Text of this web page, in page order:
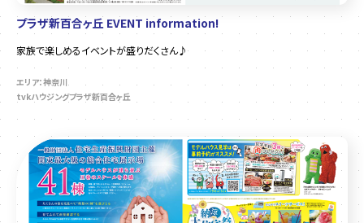
プラザ新百合ヶ丘 EVENT information!
家族で楽しめるイベントが盛りだくさん♪
エリア：神奈川
tvkハウジングプラザ新百合ヶ丘